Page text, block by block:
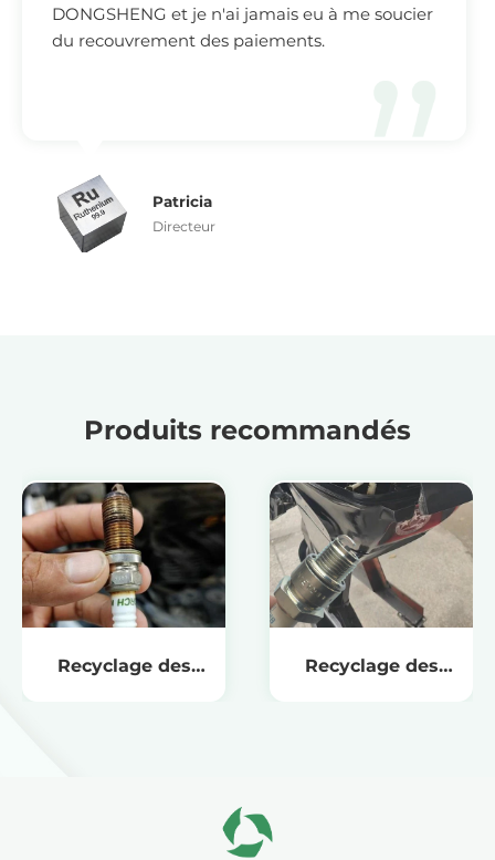
DONGSHENG et je n'ai jamais eu à me soucier
du recouvrement des paiements.
Patricia
Directeur
Produits recommandés
Recyclage des Recyclage des